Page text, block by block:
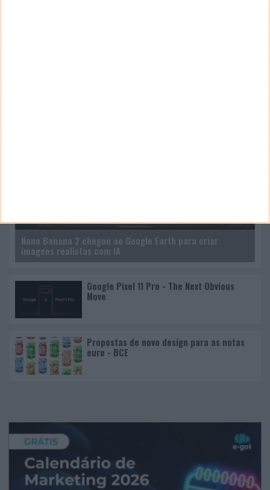
Nano Banana 2 chegou ao Google Earth para criar
imagens realistas com IA
Google Pixel 11 Pro - The Next Obvious
Move
Propostas de novo design para as notas
euro - BCE